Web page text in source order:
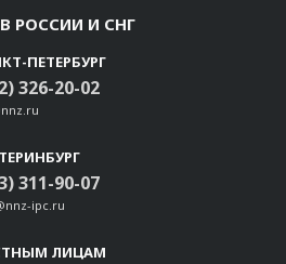
РОССИИ И СНГ
ПЕТЕРБУРГ
326-20-02
311-90-07
ipc.ru
ЛИЦАМ